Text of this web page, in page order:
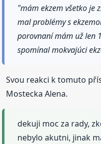
"mám ekzem všetko je
mal problémy s
porovnaní mám už len
spomínal mokvajúci
Svou reakci k tomuto
Mostecka Alena.
dekuji moc za rady,
nebylo akutni, jinak